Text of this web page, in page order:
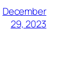
December
29, 2023